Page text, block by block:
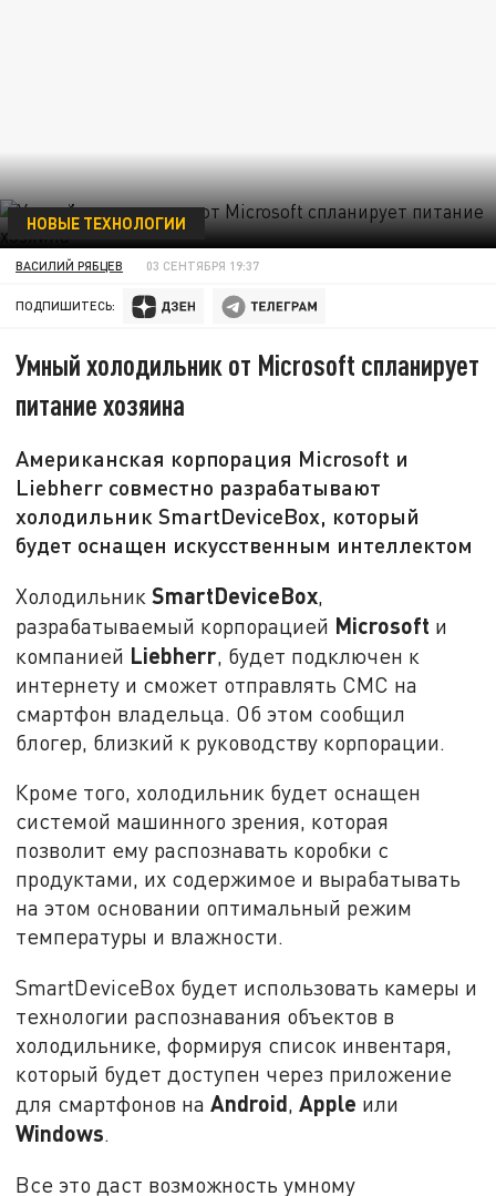
НОВЫЕ ТЕХНОЛОГИИ
ВАСИЛИЙ РЯБЦЕВ 03 СЕНТЯБРЯ 19:37
ПОДПИШИТЕСЬ:
Умный холодильник от Microsoft спланирует
питание хозяина
Американская корпорация Microsoft и
Liebherr совместно разрабатывают
холодильник SmartDeviceBox, который
будет оснащен искусственным интеллектом
ХолодильникSmartDeviceBox,
разрабатываемый корпорацией Microsoft и
компанией Liebherr, будет подключен к
интернету и сможет отправлять СМС на
смартфон владельца. Об этом сообщил
блогер, близкий к руководству корпорации.
Кроме того, холодильник будет оснащен
системой машинного зрения, которая
позволит ему распознавать коробки с
продуктами, их содержимое и вырабатывать
на этом основании оптимальный режим
температуры и влажности.
SmartDeviceBox будет использовать камеры и
технологии распознавания объектов в
холодильнике, формируя список инвентаря,
который будет доступен через приложение
для смартфонов наAndroid,Apple или
Windows.
Все это даст возможность умному